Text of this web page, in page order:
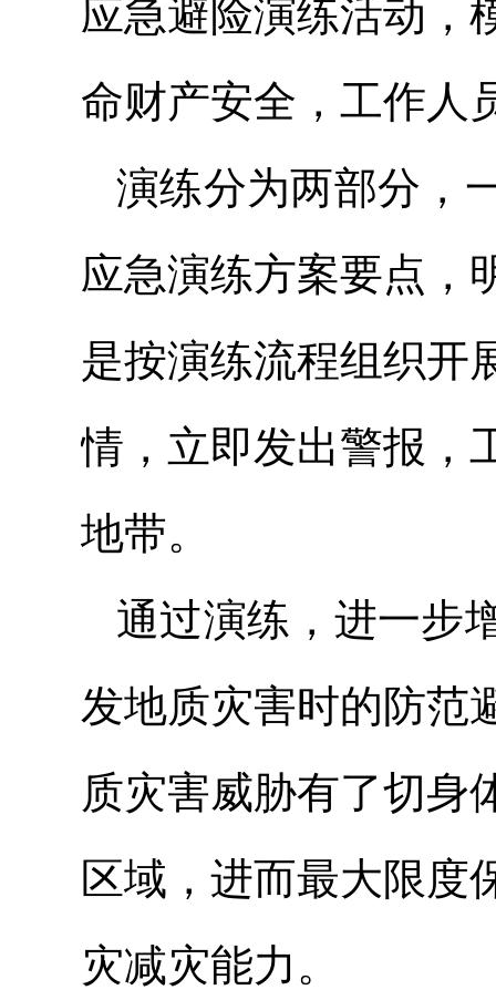
应急避险演练活动，
命财产安全，工作人
演练分为两部分，
应急演练方案要点，
是按演练流程组织开
情，立即发出警报，
地带。
通过演练，进一步
发地质灾害时的防范
质灾害威胁有了切身
区域，进而最大限度
灾减灾能力。